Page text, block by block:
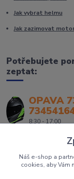
Jak vybrat helmu
Jak zazimovat
Potřebujete
zeptat:
OPAVA
8:30 - 17:00
Náš e-shop a
cookies, aby Vám